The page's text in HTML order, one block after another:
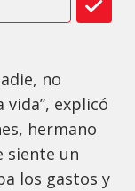
no
explicó
hermano
siente un
los gastos y